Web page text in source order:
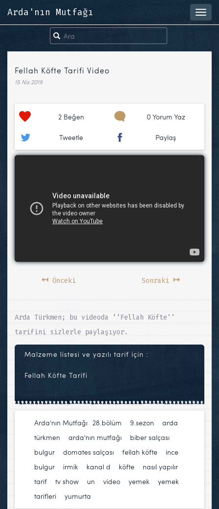
Arda'nın Mutfağı
Fellah Köfte Tarifi Video
15 Nis 2019
2 Beğen 0 Yorum Yaz
Tweetle Paylaş
↤Önceki Sonraki ↦
Arda Türkmen; bu videoda ‘‘Fellah Köfte’’
tarifini sizlerle paylaşıyor.
Malzeme listesi ve yazılı tarif için :
Fellah Köfte Tarifi
Arda'nın Mutfağı 28.bölüm 9.sezon
arda
türkmen
arda'nın mutfağı biber salçası
bulgur
domates salçası fellah köfte
ince
bulgur
irmik kanal d köfte nasıl yapılır
tarif
tv show un video yemek
yemek
tarifleri
yumurta